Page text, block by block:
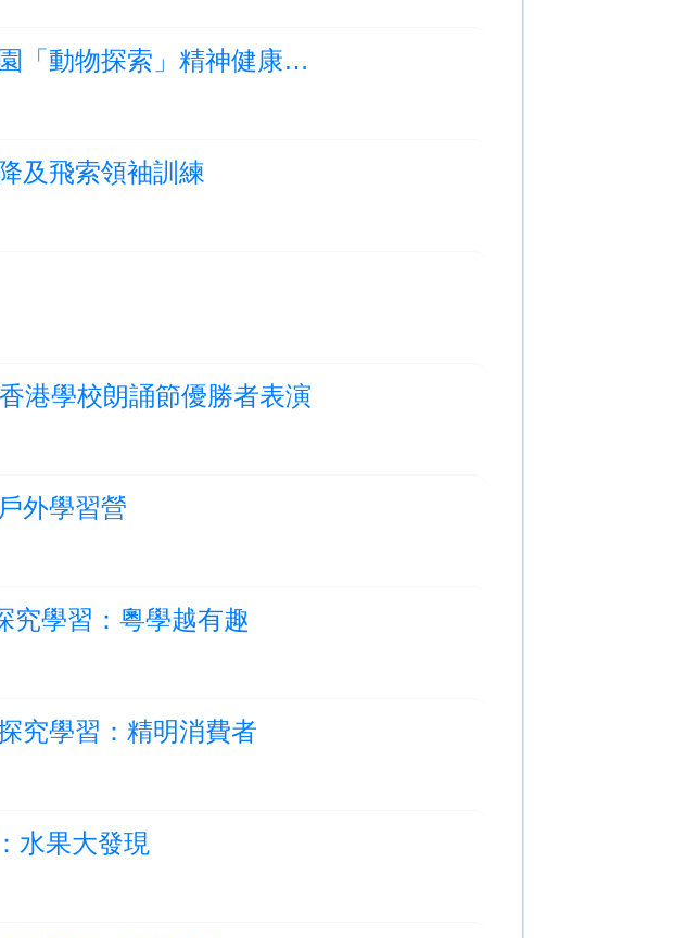
Photo Albums Updated:海洋公園「動物探索」精神健康同樂日
及飛索領袖訓練
港學校朗誦節優勝者表演
外學習營
究學習：粵學越有趣
究學習：精明消費者
水果大發現